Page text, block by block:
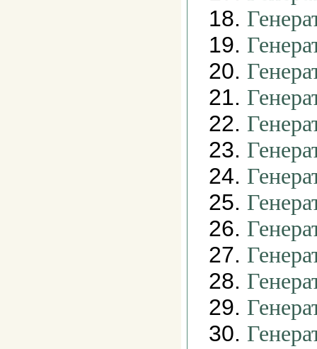
18.
19.
20.
21.
22.
23.
24.
25.
26.
27.
28.
29.
30.